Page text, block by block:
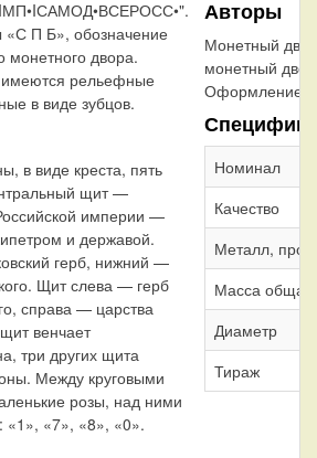
«С П Б», обозначение
монетного двора.
имеются рельефные
в виде зубцов.
в виде креста, пять
щит —
империи —
и державой.
герб, нижний —
Щит слева — герб
справа — царства
венчает
три других щита
Между круговыми
розы, над ними
«7», «8», «0».
Авторы
Монетный
монетный двор
Оформление
Номинал
Качество
Металл,
Масса общая
Диаметр
Тираж